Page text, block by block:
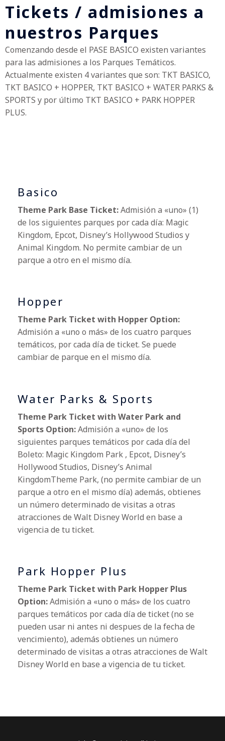
Tickets / admisiones a
nuestros Parques
Comenzando desde el PASE BASICO existen variantes
para las admisiones a los Parques Temáticos.
Actualmente existen 4 variantes que son: TKT BASICO,
TKT BASICO + HOPPER, TKT BASICO + WATER PARKS &
SPORTS y por último TKT BASICO + PARK HOPPER
PLUS.
Basico
Theme Park Base Ticket:Admisión a «uno» (1)
de los siguientes parques por cada día: Magic
Kingdom, Epcot, Disney’s Hollywood Studios y
Animal Kingdom. No permite cambiar de un
parque a otro en el mismo día.
Hopper
Theme Park Ticket with Hopper Option:
Admisión a «uno o más» de los cuatro parques
temáticos, por cada día de ticket. Se puede
cambiar de parque en el mismo día.
Water Parks & Sports
Theme Park Ticket with Water Park and
Sports Option:Admisión a «uno» de los
siguientes parques temáticos por cada día del
Boleto: Magic Kingdom Park , Epcot, Disney’s
Hollywood Studios, Disney’s Animal
KingdomTheme Park, (no permite cambiar de un
parque a otro en el mismo día) además, obtienes
un número determinado de visitas a otras
atracciones de Walt Disney World en base a
vigencia de tu ticket.
Park Hopper Plus
Theme Park Ticket with Park Hopper Plus
Option:Admisión a «uno o más» de los cuatro
parques temáticos por cada día de ticket (no se
pueden usar ni antes ni despues de la fecha de
vencimiento), además obtienes un número
determinado de visitas a otras atracciones de Walt
Disney World en base a vigencia de tu ticket.